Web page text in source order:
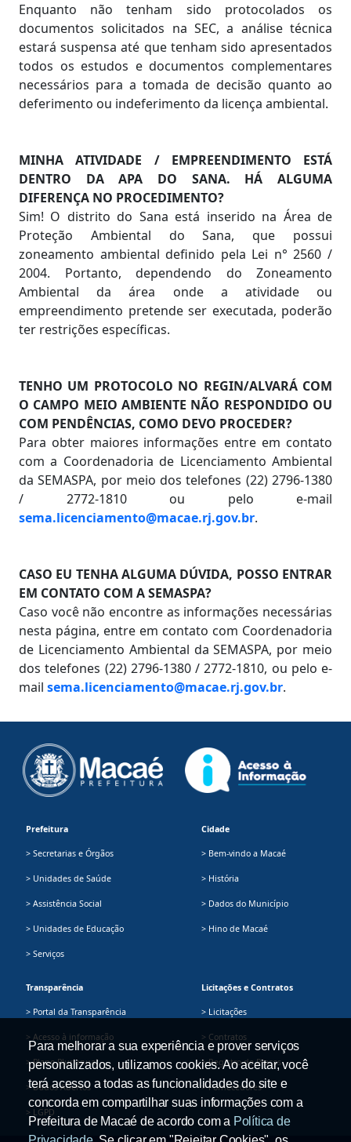
Enquanto não tenham sido protocolados os
documentos solicitados na SEC, a análise técnica
estará suspensa até que tenham sido apresentados
todos os estudos e documentos complementares
necessários para a tomada de decisão quanto ao
deferimento ou indeferimento da licença ambiental.
MINHA ATIVIDADE / EMPREENDIMENTO ESTÁ
DENTRO DA APA DO SANA. HÁ ALGUMA
DIFERENÇA NO PROCEDIMENTO?
Sim! O distrito do Sana está inserido na Área de
Proteção Ambiental do Sana, que possui
zoneamento ambiental definido pela Lei n° 2560 /
2004. Portanto, dependendo do Zoneamento
Ambiental da área onde a atividade ou
empreendimento pretende ser executada, poderão
ter restrições específicas.
TENHO UM PROTOCOLO NO REGIN/ALVARÁ COM
O CAMPO MEIO AMBIENTE NÃO RESPONDIDO OU
COM PENDÊNCIAS, COMO DEVO PROCEDER?
Para obter maiores informações entre em contato
com a Coordenadoria de Licenciamento Ambiental
da SEMASPA, por meio dos telefones (22) 2796-1380
/ 2772-1810 ou pelo e-mail
sema.licenciamento@macae.rj.gov.br.
CASO EU TENHA ALGUMA DÚVIDA, POSSO ENTRAR
EM CONTATO COM A SEMASPA?
Caso você não encontre as informações necessárias
nesta página, entre em contato com Coordenadoria
de Licenciamento Ambiental da SEMASPA, por meio
dos telefones (22) 2796-1380 / 2772-1810, ou pelo e-
mail sema.licenciamento@macae.rj.gov.br.
Prefeitura
> Secretarias e Órgãos
> Unidades de Saúde
> Assistência Social
> Unidades de Educação
> Serviços
Cidade
> Bem-vindo a Macaé
> História
> Dados do Município
> Hino de Macaé
Transparência
> Portal da Transparência
> Acesso à informação
> Plano Plurianual
> Dados Abertos
> LGPD
Licitações e Contratos
> Licitações
> Contratos
> Registro de Preços
> Fornecedores
Para melhorar a sua experiência e prover serviços
personalizados, utilizamos cookies. Ao aceitar, você
terá acesso a todas as funcionalidades do site e
concorda em compartilhar suas informações com a
Prefeitura de Macaé de acordo com a Política de